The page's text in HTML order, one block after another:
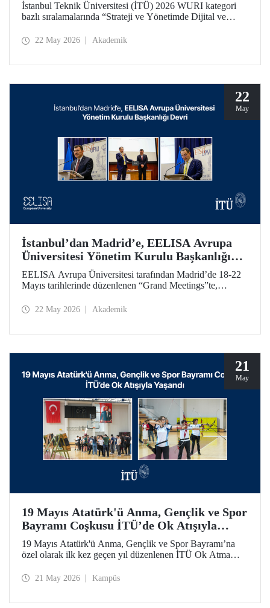
İstanbul Teknik Üniversitesi (İTÜ) 2026 WURI kategori
bazlı sıralamalarında “Strateji ve Yönetimde Dijital ve
100’üncü oldu.
22 May 2026 Akademik
22
May
İstanbul’dan Madrid’e, EELISA Avrupa
Üniversitesi Yönetim Kurulu Başkanlığı
Devri
EELISA Avrupa Üniversitesi tarafından Madrid’de 18-22
Mayıs tarihlerinde düzenlenen “Grand Meetings”te,
UPM’e geçti. İTÜ Rektörü Prof. Dr. Hasan Mandal, 6 ay
22 May 2026 Akademik
21
May
19 Mayıs Atatürk'ü Anma, Gençlik ve Spor
Bayramı Coşkusu İTÜ’de Ok Atışıyla
Yaşandı
19 Mayıs Atatürk'ü Anma, Gençlik ve Spor Bayramı’na
özel olarak ilk kez geçen yıl düzenlenen İTÜ Ok Atma
bir araya getirdi.
21 May 2026 Kampüs